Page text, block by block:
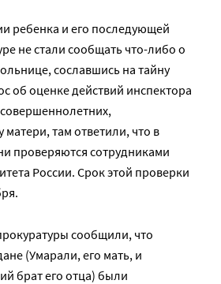
ребенка и его последующей
не стали сообщать что-либо о
сославшись на тайну
об оценке действий инспектора
там ответили, что в
проверяются сотрудниками
России. Срок этой проверки
сообщили, что
(Умарали, его мать, и
брат его отца) были